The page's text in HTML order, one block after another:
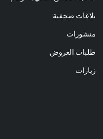
بلاغات صحفية
منشورات
طلبات العروض
زيارات